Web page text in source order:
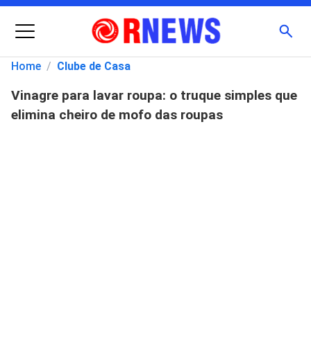
Menu
Pesquisar
por:
Home / Clube de Casa
Vinagre para lavar roupa: o truque simples que
elimina cheiro de mofo das roupas